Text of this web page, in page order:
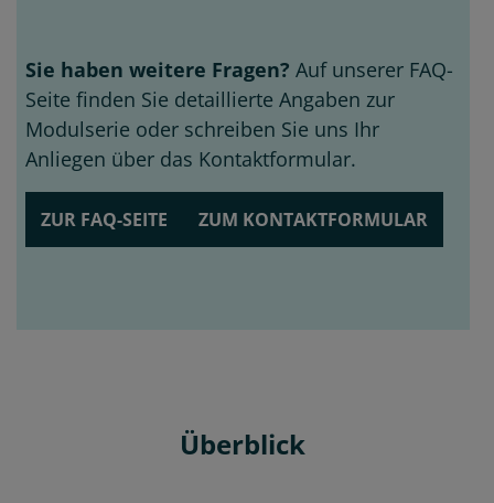
Sie haben weitere Fragen? Auf unserer FAQ-
Seite finden Sie detaillierte Angaben zur
Modulserie oder schreiben Sie uns Ihr
Anliegen über das Kontaktformular.
ZUR FAQ-SEITE ZUM KONTAKTFORMULAR
Überblick